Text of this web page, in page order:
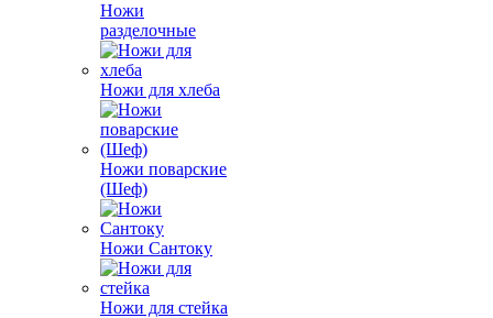
Ножи
разделочные
Ножи для хлеба
Ножи поварские
(Шеф)
Ножи Сантоку
Ножи для стейка